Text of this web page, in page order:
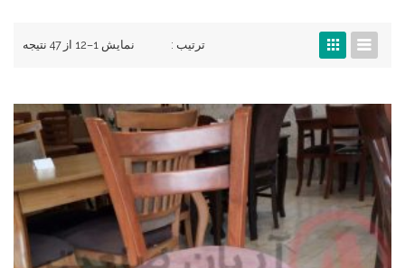
نمایش 1–12 از 47 نتیجه ترتیب :